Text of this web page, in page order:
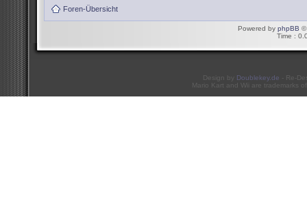
Foren-Übersicht
Powered by phpBB ©
Time :
Design by Doublekey.de - Re-
Mario Kart and Wii are trademarks